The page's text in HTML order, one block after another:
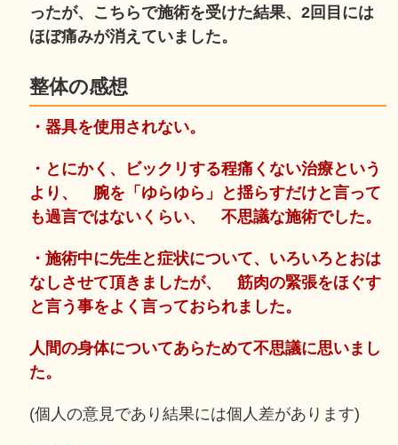
ったが、こちらで施術を受けた結果、2回目には
ほぼ痛みが消えていました。
整体の感想
・器具を使用されない。
・とにかく、ビックリする程痛くない治療という
より、 腕を「ゆらゆら」と揺らすだけと言って
も過言ではないくらい、 不思議な施術でした。
・施術中に先生と症状について、いろいろとおは
なしさせて頂きましたが、 筋肉の緊張をほぐす
と言う事をよく言っておられました。
人間の身体についてあらためて不思議に思いまし
た。
(個人の意見であり結果には個人差があります)